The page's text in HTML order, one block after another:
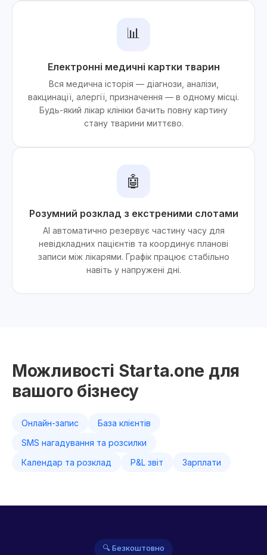
📊
Електронні медичні картки тварин
Вся медична історія — діагнози, аналізи,
вакцинації, алергії, призначення — в одному місці.
Будь-який лікар клініки бачить повну картину
стану тварини миттєво.
🤖
Розумний розклад з екстреними слотами
AI автоматично резервує частину часу для
невідкладних пацієнтів та координує планові
записи між лікарями. Графік працює стабільно
навіть у напружені дні.
Можливості Starta.one для
вашого бізнесу
Онлайн-запис
База клієнтів
SMS нагадування та розсилки
Календар та розклад
P&L звіт Зарплати
🔍 Безкоштовно